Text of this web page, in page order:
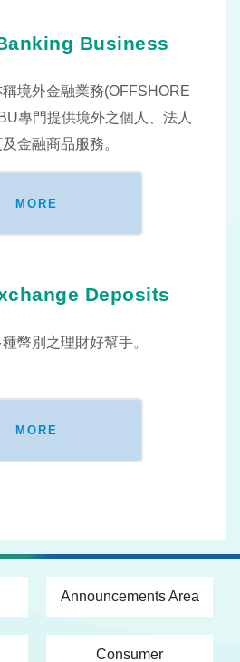
Business
境外金融業務(OFFSHORE
專門提供境外之個人、法人
金融商品服務。
MORE
Deposits
幣別之理財好幫手。
MORE
Announcements Area
Consumer